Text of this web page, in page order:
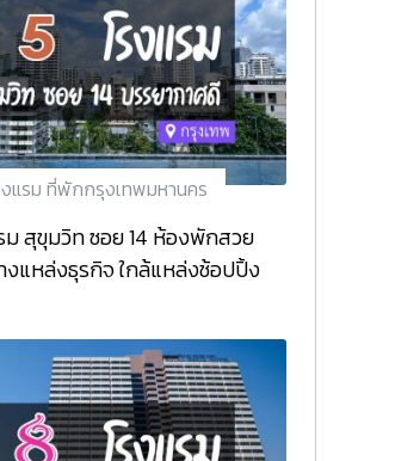
งแรม ที่พักกรุงเทพมหานคร
ม สุขุมวิท ซอย 14 ห้องพักสวย
งแหล่งธุรกิจ ใกล้แหล่งช้อปปิ้ง